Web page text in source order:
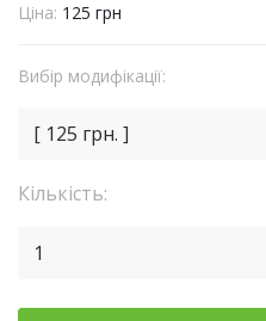
Ціна: 125 грн
Вибір модифікації:
[ 125 грн. ]
Кількість:
1